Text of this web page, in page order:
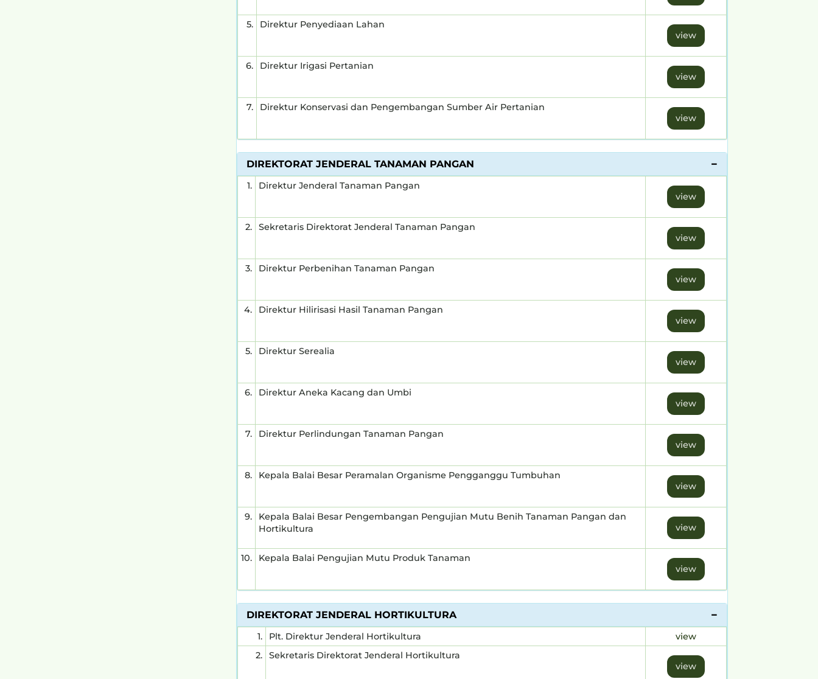
5.
Direktur Penyediaan Lahan
view
6.
Direktur Irigasi Pertanian
view
7.
Direktur Konservasi dan Pengembangan Sumber Air Pertanian
view
DIREKTORAT JENDERAL TANAMAN PANGAN
1.
Direktur Jenderal Tanaman Pangan
view
2.
Sekretaris Direktorat Jenderal Tanaman Pangan
view
3.
Direktur Perbenihan Tanaman Pangan
view
4.
Direktur Hilirisasi Hasil Tanaman Pangan
view
5.
Direktur Serealia
view
6.
Direktur Aneka Kacang dan Umbi
view
7.
Direktur Perlindungan Tanaman Pangan
view
8.
Kepala Balai Besar Peramalan Organisme Pengganggu Tumbuhan
view
9.
Kepala Balai Besar Pengembangan Pengujian Mutu Benih Tanaman Pangan dan
Hortikultura
view
10.
Kepala Balai Pengujian Mutu Produk Tanaman
view
DIREKTORAT JENDERAL HORTIKULTURA
1. Plt. Direktur Jenderal Hortikultura
view
2.
Sekretaris Direktorat Jenderal Hortikultura
view